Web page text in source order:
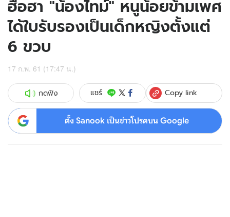
ฮือฮา "น้องไทม์" หนูน้อยข้ามเพศ
ได้ใบรับรองเป็นเด็กหญิงตั้งแต่
6 ขวบ
17 ก.พ. 61 (17:47 น.)
กดฟัง แชร์ Copy link
ตั้ง Sanook เป็นข่าวโปรดบน Google